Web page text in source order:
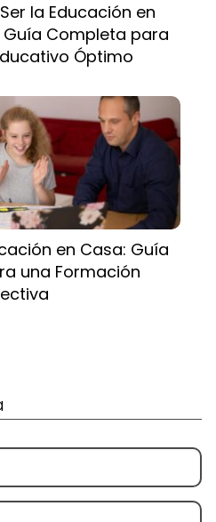
la Educación en
Completa para
Óptimo
en Casa: Guía
una Formación